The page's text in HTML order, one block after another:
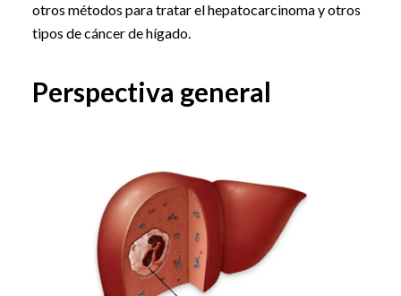
otros métodos para tratar el hepatocarcinoma y otros
tipos de cáncer de hígado.
Perspectiva general